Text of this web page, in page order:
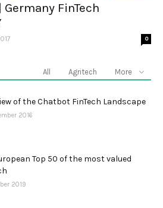
FinTech
0
All Agritech More
of the Chatbot FinTech Landscape
2016
Top 50 of the most valued
2019